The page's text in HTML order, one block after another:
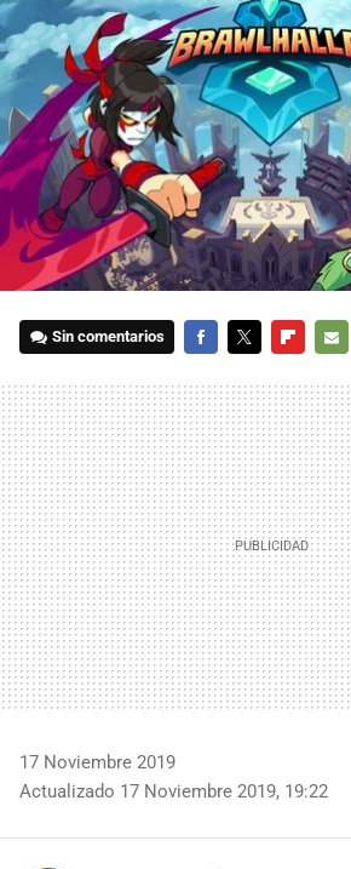
Sin comentarios
MAIL
17 Noviembre 2019
Actualizado 17 Noviembre 2019, 19:22